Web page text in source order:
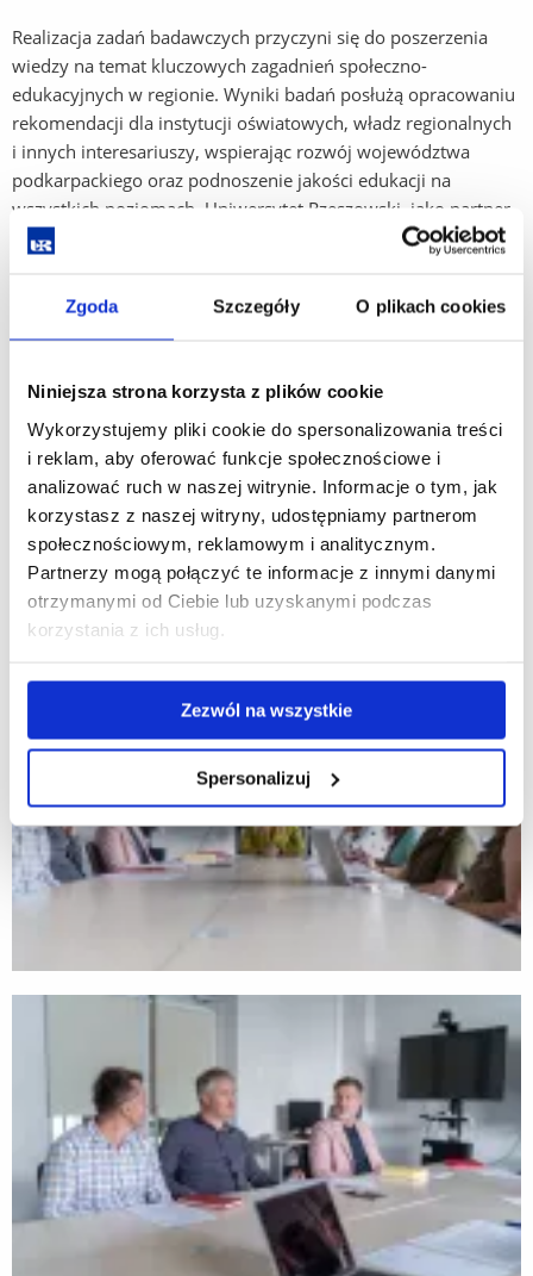
Zgoda Szczegóły O plikach cookies
Niniejsza strona korzysta z plików cookie
Wykorzystujemy pliki cookie do spersonalizowania treści
i reklam, aby oferować funkcje społecznościowe i
analizować ruch w naszej witrynie. Informacje o tym, jak
korzystasz z naszej witryny, udostępniamy partnerom
społecznościowym, reklamowym i analitycznym.
Partnerzy mogą połączyć te informacje z innymi danymi
otrzymanymi od Ciebie lub uzyskanymi podczas
korzystania z ich usług.
Zezwól na wszystkie
Spersonalizuj
Realizacja zadań badawczych przyczyni się do poszerzenia
wiedzy na temat kluczowych zagadnień społeczno-
edukacyjnych w regionie. Wyniki badań posłużą opracowaniu
rekomendacji dla instytucji oświatowych, władz regionalnych
i innych interesariuszy, wspierając rozwój województwa
podkarpackiego oraz podnoszenie jakości edukacji na
wszystkich poziomach. Uniwersytet Rzeszowski, jako partner
badawczy Wojewódzkiego Urzędu Pracy, umacnia swoją
regionu i innowacji w edukacji.